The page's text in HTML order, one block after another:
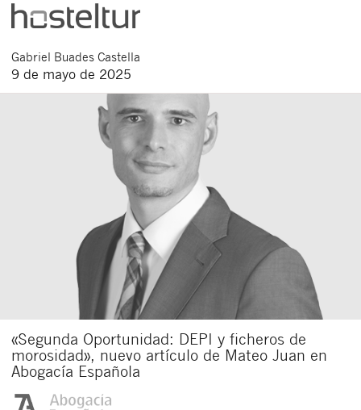
Gabriel Buades Castella
9 de mayo de 2025
«Segunda Oportunidad: DEPI y ficheros de
morosidad», nuevo artículo de Mateo Juan en
Abogacía Española